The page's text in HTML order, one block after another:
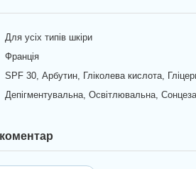
Для усіх типів шкіри
Франція
SPF 30, Арбутин, Гліколева кислота,
Депігментувальна, Освітлювальна,